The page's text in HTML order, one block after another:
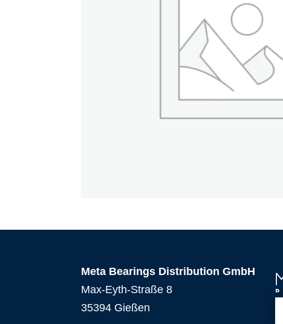
Meta Bearings Distribution GmbH
Max-Eyth-Straße 8
35394 Gießen